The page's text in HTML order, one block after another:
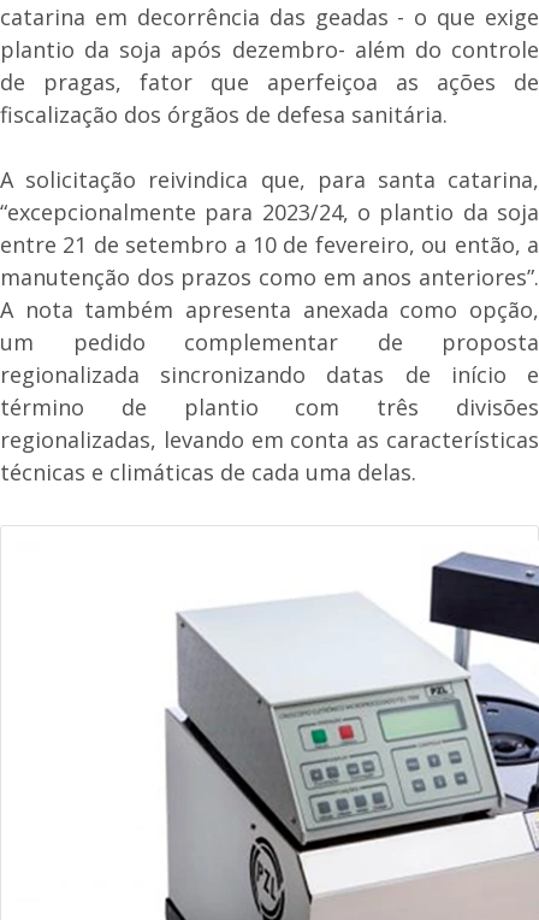
catarina em decorrência das geadas - o que exige
plantio da soja após dezembro- além do controle
de pragas, fator que aperfeiçoa as ações de
fiscalização dos órgãos de defesa sanitária.
A solicitação reivindica que, para santa catarina,
“excepcionalmente para 2023/24, o plantio da soja
entre 21 de setembro a 10 de fevereiro, ou então, a
manutenção dos prazos como em anos anteriores”.
A nota também apresenta anexada como opção,
um pedido complementar de proposta
regionalizada sincronizando datas de início e
término de plantio com três divisões
regionalizadas, levando em conta as características
técnicas e climáticas de cada uma delas.